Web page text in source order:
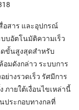
อสาร และอุปกรณ์
บอัตโนมัติความเร็ว
ขั้นสูงสุดสำหรับ
มดังกล่าว ระบบการ
ย่างรวดเร็ว รัศมีการ
ภายใต้เงื่อนไขเหล่านี้
ประกอบทางกลที่